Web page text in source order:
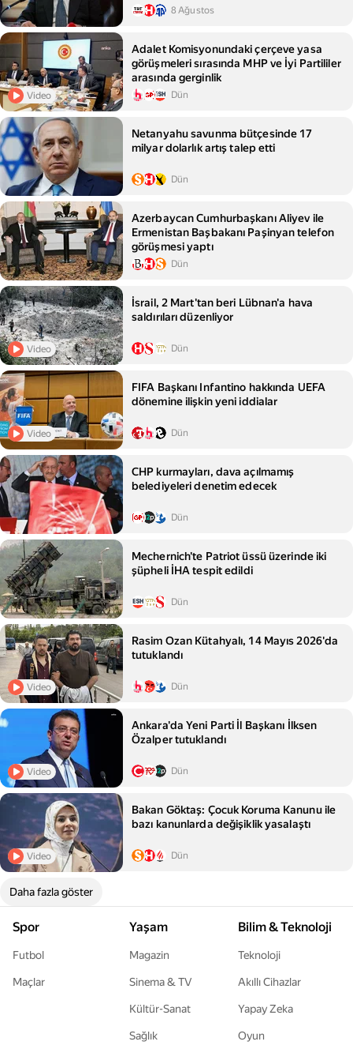
8 Ağustos
Video
Adalet Komisyonundaki çerçeve yasa
görüşmeleri sırasında MHP ve İyi Partililer
arasında gerginlik
Dün
Netanyahu savunma bütçesinde 17
milyar dolarlık artış talep etti
Dün
Azerbaycan Cumhurbaşkanı Aliyev ile
Ermenistan Başbakanı Paşinyan telefon
görüşmesi yaptı
Dün
Video
İsrail, 2 Mart'tan beri Lübnan'a hava
saldırıları düzenliyor
Dün
Video
FIFA Başkanı Infantino hakkında UEFA
dönemine ilişkin yeni iddialar
Dün
CHP kurmayları, dava açılmamış
belediyeleri denetim edecek
Dün
Mechernich'te Patriot üssü üzerinde iki
şüpheli İHA tespit edildi
Dün
Video
Rasim Ozan Kütahyalı, 14 Mayıs 2026'da
tutuklandı
Dün
Video
Ankara'da Yeni Parti İl Başkanı İlksen
Özalper tutuklandı
Dün
Video
Bakan Göktaş: Çocuk Koruma Kanunu ile
bazı kanunlarda değişiklik yasalaştı
Dün
Daha fazla göster
Spor
Futbol
Maçlar
Yaşam
Magazin
Sinema & TV
Kültür-Sanat
Sağlık
Bilim & Teknoloji
Teknoloji
Akıllı Cihazlar
Yapay Zeka
Oyun